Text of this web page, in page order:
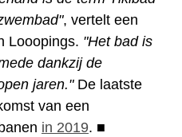
, vertelt een
Looopings. "Het bad is
dankzij de
jaren."De laatste
van een
in 2019. ■